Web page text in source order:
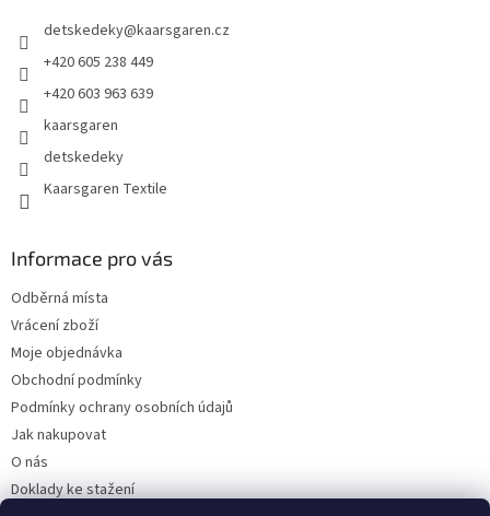
detskedeky@kaarsgaren.cz
+420 605 238 449
+420 603 963 639
kaarsgaren
detskedeky
Kaarsgaren Textile
Informace pro vás
Odběrná místa
Vrácení zboží
Moje objednávka
Obchodní podmínky
Podmínky ochrany osobních údajů
Jak nakupovat
O nás
Doklady ke stažení